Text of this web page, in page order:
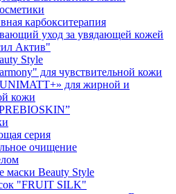
карбокситерапия
уход за увядающей кожей
Актив"
Style
для чувствительной кожи
для жирной и
кожи
серия
очищение
маски Beauty Style
"FRUIT SILK"